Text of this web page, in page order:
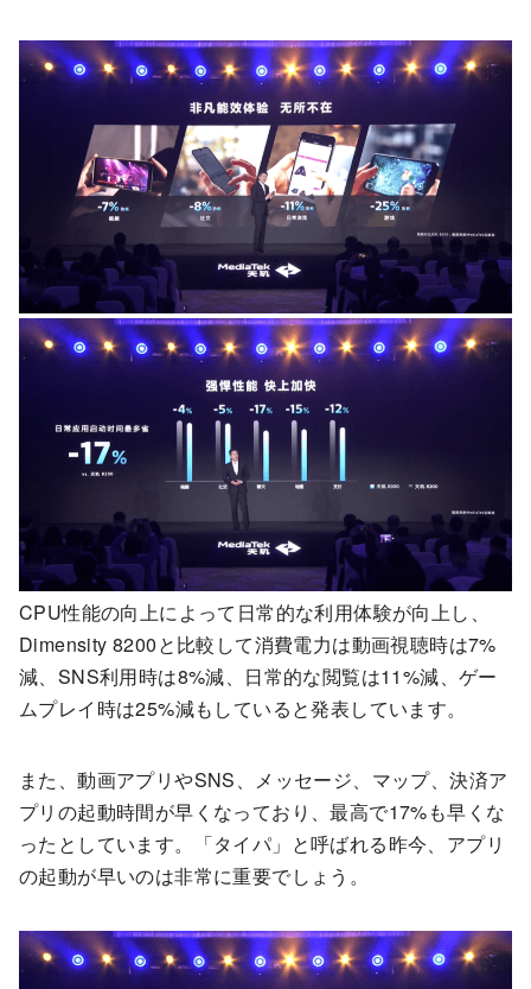
CPU性能の向上によって日常的な利用体験が向上し、
Dimensity 8200と比較して消費電力は動画視聴時は7%
減、SNS利用時は8%減、日常的な閲覧は11%減、ゲー
ムプレイ時は25%減もしていると発表しています。
また、動画アプリやSNS、メッセージ、マップ、決済ア
プリの起動時間が早くなっており、最高で17%も早くな
ったとしています。「タイパ」と呼ばれる昨今、アプリ
の起動が早いのは非常に重要でしょう。